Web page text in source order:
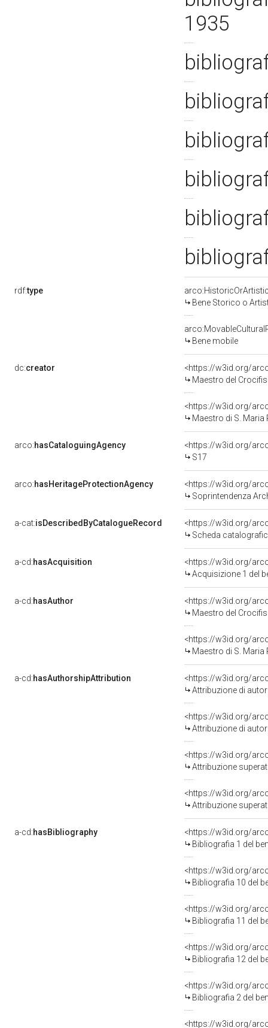
1935
rdf:type
Bene Storico o
Bene mobile
dc:creator
<https://w3id.org/
Maestro del
<https://w3id.org/
Maestro di S. Maria
arco:hasCataloguingAgency
<https://w3id.org/
S17
arco:hasHeritageProtectionAgency
<https://w3id.org/
Soprintendenza
a-cat:isDescribedByCatalogueRecord
<https://w3id.org/
Scheda
a-cd:hasAcquisition
<https://w3id.org/
Acquisizione 1 del
a-cd:hasAuthor
<https://w3id.org/
Maestro del
<https://w3id.org/
Maestro di S. Maria
a-cd:hasAuthorshipAttribution
<https://w3id.org/
Attribuzione di
<https://w3id.org/
Attribuzione di
<https://w3id.org/
Attribuzione
<https://w3id.org/
Attribuzione
a-cd:hasBibliography
<https://w3id.org/
Bibliografia 1 del
<https://w3id.org/
Bibliografia 10 del
<https://w3id.org/
Bibliografia 11 del
<https://w3id.org/
Bibliografia 12 del
<https://w3id.org/
Bibliografia 2 del
<https://w3id.org/